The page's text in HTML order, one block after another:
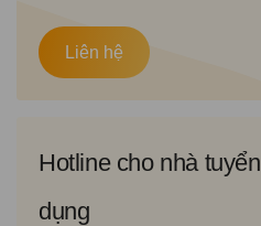
Liên hệ
Hotline cho nhà tuyển
dụng